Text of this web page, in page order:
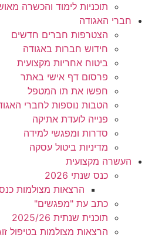
תוכניות לימוד והכשרה
חברי האגודה
הצטרפות חברים חדשים
חידוש חברות באגודה
ביטוח אחריות מקצועית
פרסום דף אישי באתר
חפשו את תו המטפל
הטבות נוספות לחברי
פנייה לועדת אתיקה
סדרות ומפגשי למידה
מדיניות ביטול עסקה
העשרה מקצועית
כנס שנתי 2026
הרצאות מצולמות כנס
כתב עת "מפגשים"
תוכנית שנתית 2025/26
הרצאות מצולמות בטיפול